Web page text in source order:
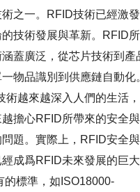
之一。RFID技術已經激發
技術發展與革新。RFID所
蓋廣泛，從芯片技術到產
物品識別到供應鏈自動化
術越來越深入人們的生活，
越擔心RFID所帶來的安全與
問題。實際上，RFID安全與
成爲RFID未來發展的巨大
的標準，如ISO18000-